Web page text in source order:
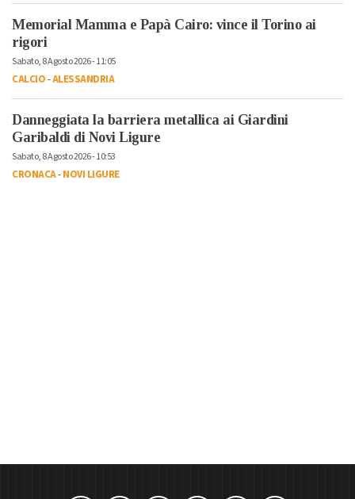
Memorial Mamma e Papà Cairo: vince il Torino ai
rigori
Sabato, 8 Agosto 2026 - 11:05
CALCIO-ALESSANDRIA
Danneggiata la barriera metallica ai Giardini
Garibaldi di Novi Ligure
Sabato, 8 Agosto 2026 - 10:53
CRONACA-NOVI LIGURE